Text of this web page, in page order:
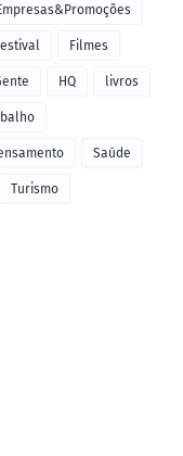
Filmes
HQ livros
Saúde
Turismo